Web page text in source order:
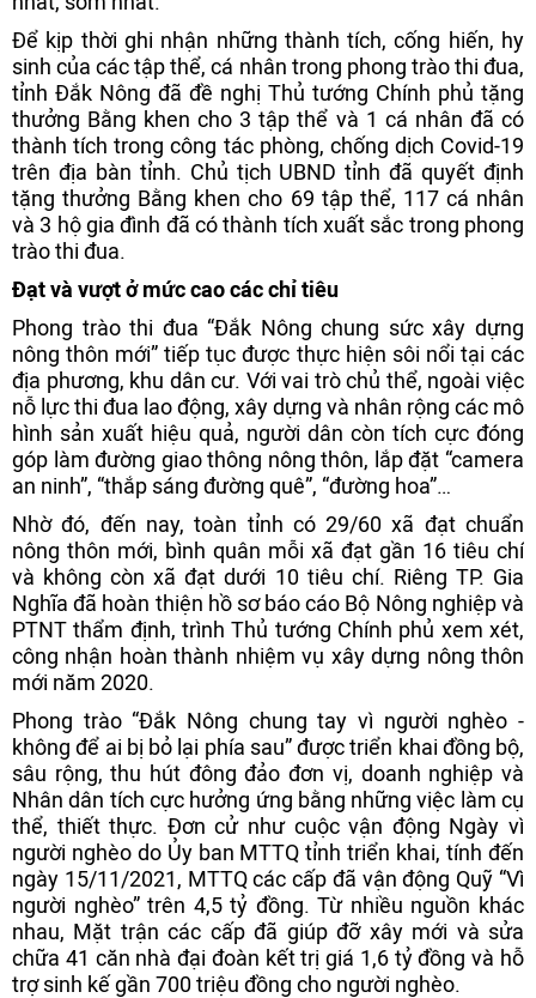
Để kịp thời ghi nhận những thành tích, cống hiến, hy
sinh của các tập thể, cá nhân trong phong trào thi đua,
tỉnh Đắk Nông đã đề nghị Thủ tướng Chính phủ tặng
thưởng Bằng khen cho 3 tập thể và 1 cá nhân đã có
thành tích trong công tác phòng, chống dịch Covid-19
trên địa bàn tỉnh. Chủ tịch UBND tỉnh đã quyết định
tặng thưởng Bằng khen cho 69 tập thể, 117 cá nhân
và 3 hộ gia đình đã có thành tích xuất sắc trong phong
trào thi đua.
Đạt và vượt ở mức cao các chỉ tiêu
Phong trào thi đua “Ðắk Nông chung sức xây dựng
nông thôn mới” tiếp tục được thực hiện sôi nổi tại các
địa phương, khu dân cư. Với vai trò chủ thể, ngoài việc
nỗ lực thi đua lao động, xây dựng và nhân rộng các mô
hình sản xuất hiệu quả, người dân còn tích cực đóng
góp làm đường giao thông nông thôn, lắp đặt “camera
an ninh”, “thắp sáng đường quê”, “đường hoa”…
Nhờ đó, đến nay, toàn tỉnh có 29/60 xã đạt chuẩn
nông thôn mới, bình quân mỗi xã đạt gần 16 tiêu chí
và không còn xã đạt dưới 10 tiêu chí. Riêng TP. Gia
Nghĩa đã hoàn thiện hồ sơ báo cáo Bộ Nông nghiệp và
PTNT thẩm định, trình Thủ tướng Chính phủ xem xét,
công nhận hoàn thành nhiệm vụ xây dựng nông thôn
mới năm 2020.
Phong trào “Đắk Nông chung tay vì người nghèo -
không để ai bị bỏ lại phía sau” được triển khai đồng bộ,
sâu rộng, thu hút đông đảo đơn vị, doanh nghiệp và
Nhân dân tích cực hưởng ứng bằng những việc làm cụ
thể, thiết thực. Đơn cử như cuộc vận động Ngày vì
người nghèo do Ủy ban MTTQ tỉnh triển khai, tính đến
ngày 15/11/2021, MTTQ các cấp đã vận động Quỹ “Vì
người nghèo” trên 4,5 tỷ đồng. Từ nhiều nguồn khác
nhau, Mặt trận các cấp đã giúp đỡ xây mới và sửa
chữa 41 căn nhà đại đoàn kết trị giá 1,6 tỷ đồng và hỗ
trợ sinh kế gần 700 triệu đồng cho người nghèo.